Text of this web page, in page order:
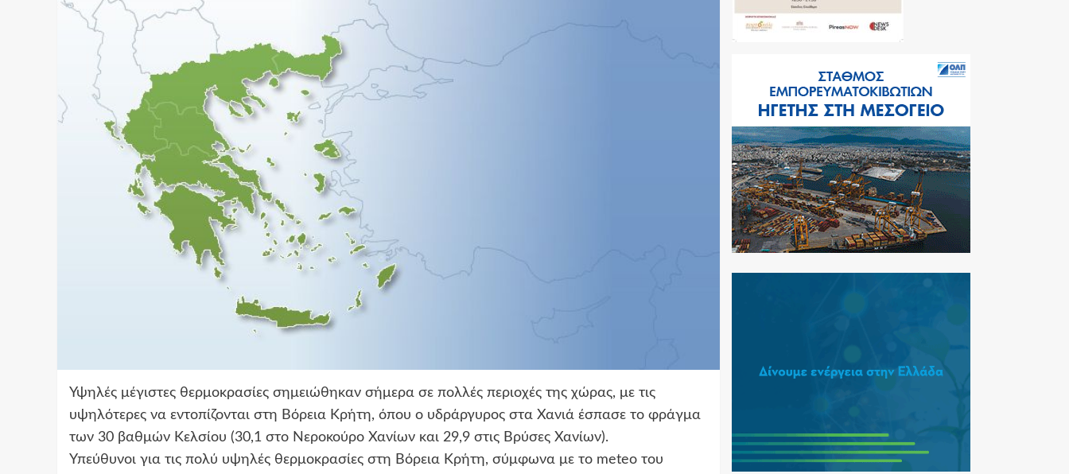
Υψηλές μέγιστες θερμοκρασίες σημειώθηκαν σήμερα σε πολλές περιοχές της χώρας, με τις
υψηλότερες να εντοπίζονται στη Βόρεια Κρήτη, όπου ο υδράργυρος στα Χανιά έσπασε το φράγμα
των 30 βαθμών Κελσίου (30,1 στο Νεροκούρο Χανίων και 29,9 στις Βρύσες Χανίων).
Υπεύθυνοι για τις πολύ υψηλές θερμοκρασίες στη Βόρεια Κρήτη, σύμφωνα με το meteo του